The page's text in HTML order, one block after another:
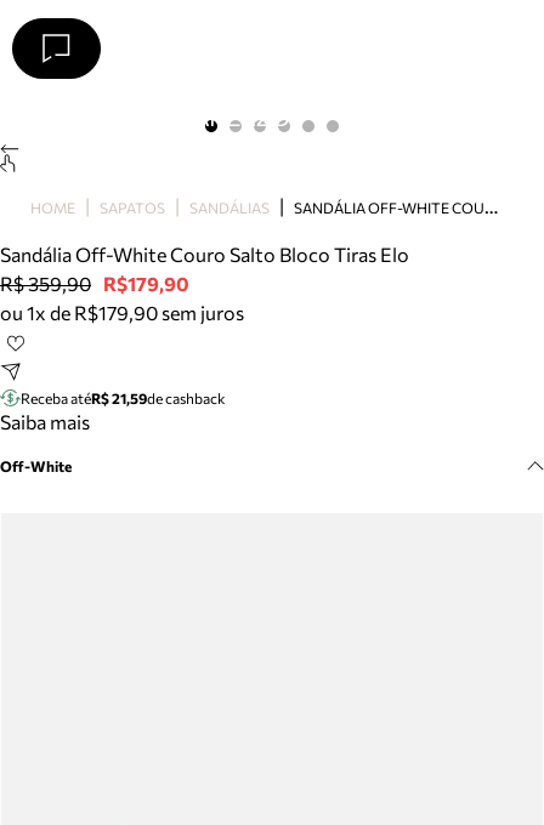
Papete
Scarpin
Mocassim
Bolsa
Tênis
Mule
Precisa de ajuda?
Arezzo
HOME SAPATOS SANDÁLIAS S
ANDÁLIA OFF-WHITE COURO SALTO BLOCO TIRAS ELO
Sandália Off-White Couro Salto Bloco Tiras Elo
R$ 359,90 R$179,90
ou 1x de R$179,90 sem juros
Receba atéR$ 21,59de cashback
Saiba mais
Off-White